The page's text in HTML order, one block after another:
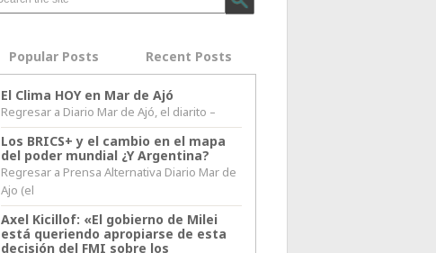
Popular Posts Recent Posts
El Clima HOY en Mar de Ajó
Regresar a Diario Mar de Ajó, el diarito –
Los BRICS+ y el cambio en el mapa
del poder mundial ¿Y Argentina?
Regresar a Prensa Alternativa Diario Mar de
Ajo (el
Axel Kicillof: «El gobierno de Milei
está queriendo apropiarse de esta
decisión del FMI sobre los